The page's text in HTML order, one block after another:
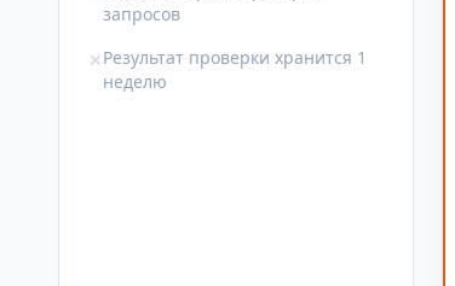
запросов
✕Результат проверки хранится 1
неделю